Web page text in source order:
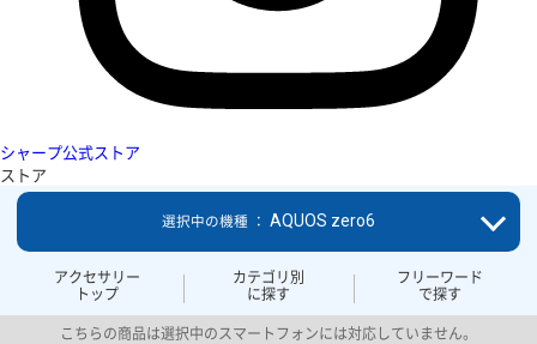
シャープ公式ストア
ストア
アクセサリー
トップ
カテゴリ別
に探す
フリーワード
で探す
選択中の機種 ： AQUOS zero6
こちらの商品は選択中のスマートフォンには対応していません。